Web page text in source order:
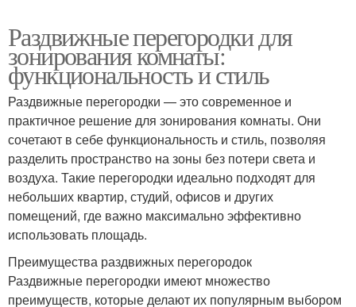
Раздвижные перегородки для
зонирования комнаты:
функциональность и стиль
Раздвижные перегородки — это современное и
практичное решение для зонирования комнаты. Они
сочетают в себе функциональность и стиль, позволяя
разделить пространство на зоны без потери света и
воздуха. Такие перегородки идеально подходят для
небольших квартир, студий, офисов и других
помещений, где важно максимально эффективно
использовать площадь.
Преимущества раздвижных перегородок
Раздвижные перегородки имеют множество
преимуществ, которые делают их популярным выбором